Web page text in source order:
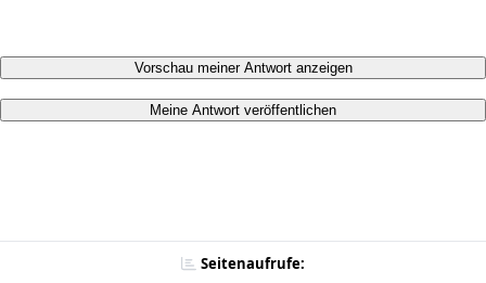
Vorschau meiner Antwort anzeigen
Meine Antwort veröffentlichen
Seitenaufrufe: